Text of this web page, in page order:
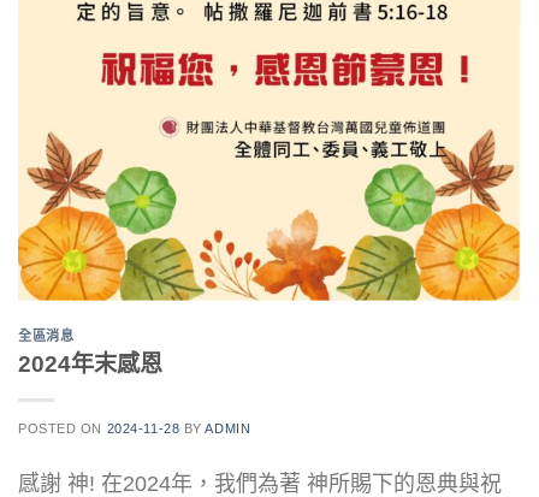
全區消息
2024年末感恩
POSTED ON 2024-11-28 BYADMIN
感謝 神! 在2024年，我們為著 神所賜下的恩典與祝